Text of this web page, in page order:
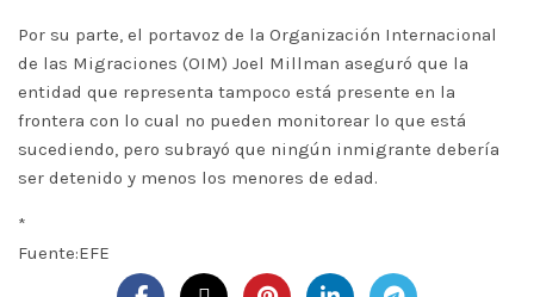
Por su parte, el portavoz de la Organización Internacional
de las Migraciones (OIM) Joel Millman aseguró que la
entidad que representa tampoco está presente en la
frontera con lo cual no pueden monitorear lo que está
sucediendo, pero subrayó que ningún inmigrante debería
ser detenido y menos los menores de edad.
*
Fuente:EFE